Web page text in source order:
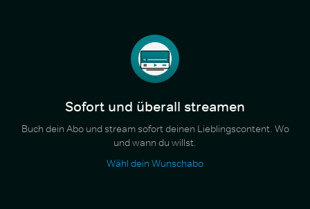
Sofort und überall streamen
Buch dein Abo und stream sofort deinen Lieblingscontent. Wo
und wann du willst.
Wähl dein Wunschabo